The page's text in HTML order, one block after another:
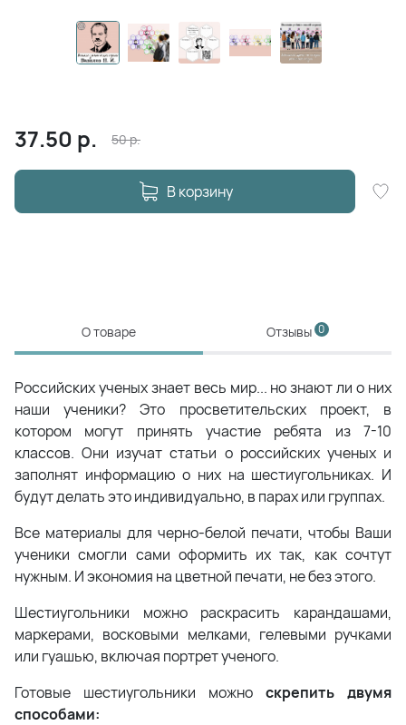
37.50 р. 50р.
В корзину
О товаре Отзывы 0
Российских ученых знает весь мир... но знают ли о них
наши ученики? Это просветительских проект, в
котором могут принять участие ребята из 7-10
классов. Они изучат статьи о российских ученых и
заполнят информацию о них на шестиугольниках. И
будут делать это индивидуально, в парах или группах.
Все материалы для черно-белой печати, чтобы Ваши
ученики смогли сами оформить их так, как сочтут
нужным. И экономия на цветной печати, не без этого.
Шестиугольники можно раскрасить карандашами,
маркерами, восковыми мелками, гелевыми ручками
или гуашью, включая портрет ученого.
Готовые шестиугольники можно скрепить двумя
способами: